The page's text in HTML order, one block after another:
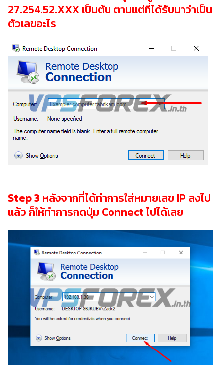
27.254.52.XXX เป็นต้น ตามแต่ที่ได้รับมาว่าเป็น
ตัวเลขอะไร
Step 3 หลังจากที่ได้ทำการใส่หมายเลข IP ลงไป
แล้ว ก็ให้ทำการกดปุ่ม Connect ไปได้เลย